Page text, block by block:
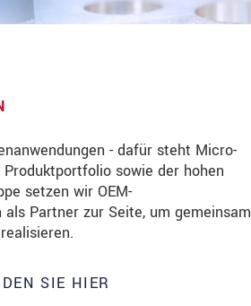
- dafür steht Micro-
sowie der hohen
setzen wir OEM-
Partner zur Seite, um gemeinsam
SIE HIER
Laufenden
.